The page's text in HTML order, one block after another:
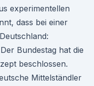
experimentellen
dass bei einer
Bundestag hat die
beschlossen.
Mittelständler